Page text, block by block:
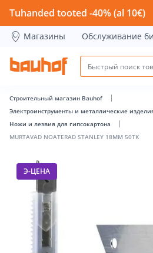
MURTAVAD NOATERAD
Tuhanded tooted -40% (al 10€)
Магазины Обслуживание
Строительный магазин Bauhof
Электроинструменты и металлические
Ножи и лезвия для гипсокартона
MURTAVAD NOATERAD STANLEY 18MM 50TK
Э-ЦЕНА